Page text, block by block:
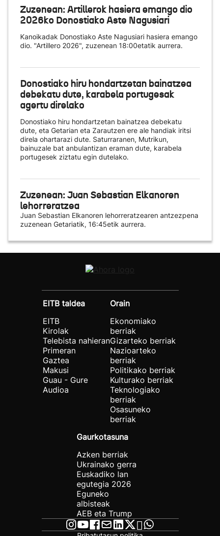
Zuzenean: Artillerok hasiera emango dio
2026ko Donostiako Aste Nagusiari
Kanoikadak Donostiako Aste Nagusiari hasiera emango
dio. "Artillero 2026", zuzenean 18:00etatik aurrera.
Donostiako hiru hondartzetan bainatzea
debekatu dute, karabela portugesak
agertu direlako
Donostiako hiru hondartzetan bainatzea debekatu
dute, eta Getarian eta Zarautzen ere ale handiak iritsi
direla ohartarazi dute. Saturraranen, Mutrikun,
bainuzale bat anbulantizan eraman dute, karabela
portugesek ziztatu egin dutelako.
Zuzenean: Juan Sebastian Elkanoren
lehorreratzea
Juan Sebastian Elkanoren lehorreratzearen antzezpena
zuzenean Getariatik, 16:45etik aurrera.
EITB taldea
EITB
Kirolak
Telebista nahieran
Primeran
Gaztea
Makusi
Guau - Gure
Audioa
Orain
Ekonomiako
berriak
Gizarteko berriak
Nazioarteko
berriak
Politikako berriak
Kulturako berriak
Teknologiako
berriak
Osasuneko
berriak
Gaurkotasuna
Azken berriak
Ukrainako gerra
Euskadiko lan
egutegia 2026
Eguneko
albisteak
AEB eta Trump